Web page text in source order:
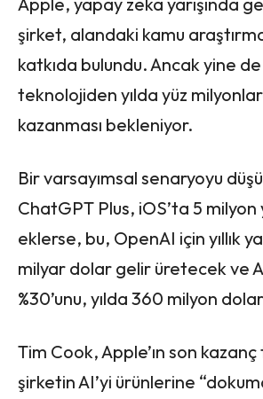
şirket, alandaki kamu
katkıda bulundu. Ancak yine
teknolojiden yılda yüz
kazanması bekleniyor.
Bir varsayımsal senaryoyu
ChatGPT Plus, iOS’ta 5
eklerse, bu, OpenAI için yıllık
milyar dolar gelir üretecek ve
%30’unu, yılda 360 milyon
Tim Cook, Apple’ın son kazanç
şirketin AI’yi ürünlerine